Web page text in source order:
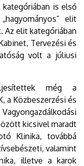
is első
elit
Az elit kategóriában
Tervezési és
volt a júliusi
még a
a Közbeszerzési és
kicsivel maradt
Klinika, továbbá
valamint
illetve a karok